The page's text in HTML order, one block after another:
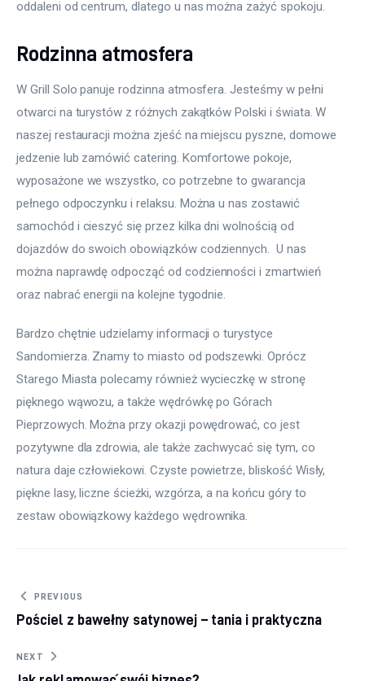
oddaleni od centrum, dlatego u nas można zażyć spokoju.
Rodzinna atmosfera
W Grill Solo panuje rodzinna atmosfera. Jesteśmy w pełni
otwarci na turystów z różnych zakątków Polski i świata. W
naszej restauracji można zjeść na miejscu pyszne, domowe
jedzenie lub zamówić catering. Komfortowe pokoje,
wyposażone we wszystko, co potrzebne to gwarancja
pełnego odpoczynku i relaksu. Można u nas zostawić
samochód i cieszyć się przez kilka dni wolnością od
dojazdów do swoich obowiązków codziennych.  U nas
można naprawdę odpocząć od codzienności i zmartwień
oraz nabrać energii na kolejne tygodnie.
Bardzo chętnie udzielamy informacji o turystyce
Sandomierza. Znamy to miasto od podszewki. Oprócz
Starego Miasta polecamy również wycieczkę w stronę
pięknego wąwozu, a także wędrówkę po Górach
Pieprzowych. Można przy okazji powędrować, co jest
pozytywne dla zdrowia, ale także zachwycać się tym, co
natura daje człowiekowi. Czyste powietrze, bliskość Wisły,
piękne lasy, liczne ścieżki, wzgórza, a na końcu góry to
zestaw obowiązkowy każdego wędrownika.
Nawigacja wpisu
PREVIOUS
Pościel z bawełny satynowej – tania i praktyczna
NEXT